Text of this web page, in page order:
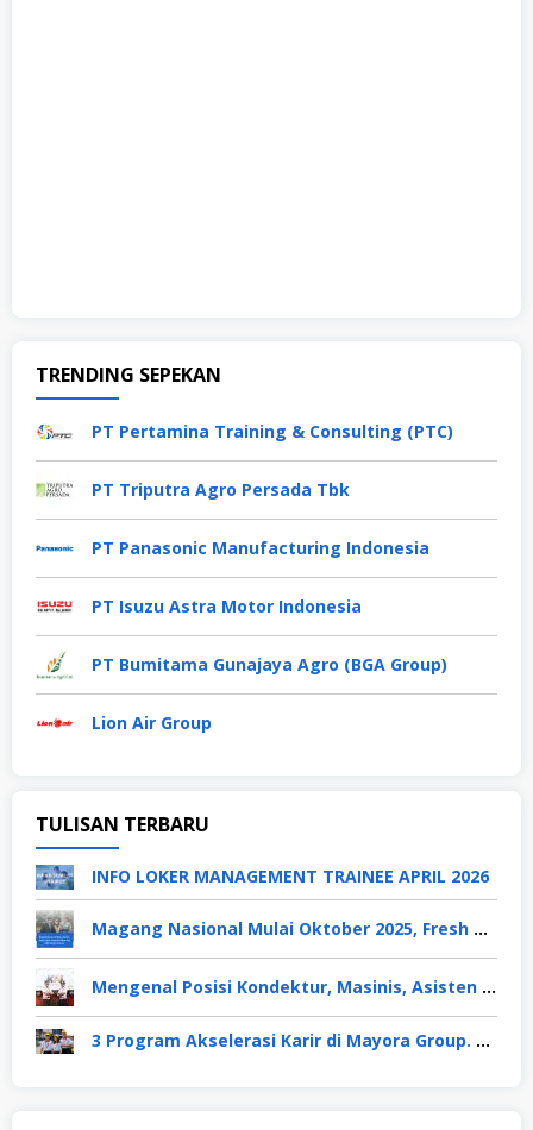
TRENDING SEPEKAN
PT Pertamina Training & Consulting (PTC)
PT Triputra Agro Persada Tbk
PT Panasonic Manufacturing Indonesia
PT Isuzu Astra Motor Indonesia
PT Bumitama Gunajaya Agro (BGA Group)
Lion Air Group
TULISAN TERBARU
INFO LOKER MANAGEMENT TRAINEE APRIL 2026
Magang Nasional Mulai Oktober 2025, Fresh Graduate Dapat Gaji UMP Selama 6 Bulan
Mengenal Posisi Kondektur, Masinis, Asisten PPKA, Pemeliharaan Sarana dan Prasarana, Polsuska (Polisi Khusus Kereta Api), di PT KAI
3 Program Akselerasi Karir di Mayora Group. Apa Saja? Berikut Penjelasannya